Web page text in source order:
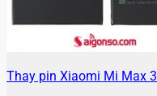
Thay pin Xiaomi Mi Max 3